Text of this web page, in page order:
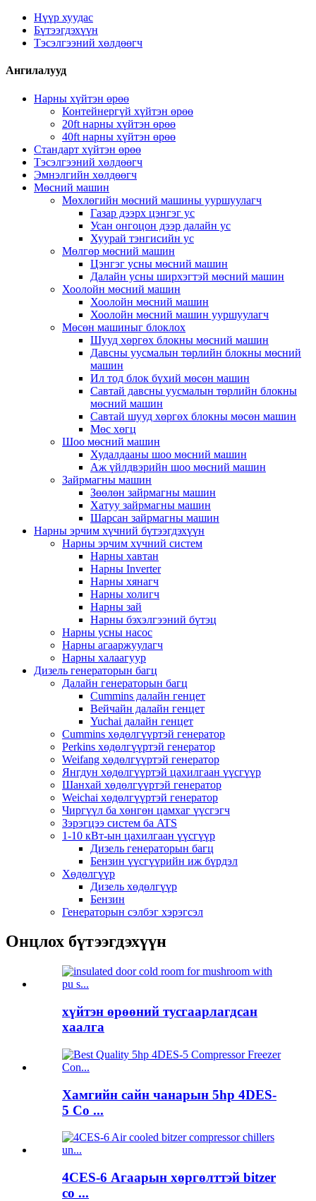
Нүүр хуудас
Бүтээгдэхүүн
Тэсэлгээний хөлдөөгч
Ангилалууд
Нарны хүйтэн өрөө
Контейнергүй хүйтэн өрөө
20ft нарны хүйтэн өрөө
40ft нарны хүйтэн өрөө
Стандарт хүйтэн өрөө
Тэсэлгээний хөлдөөгч
Эмнэлгийн хөлдөөгч
Мөсний машин
Мөхлөгийн мөсний машины ууршуулагч
Газар дээрх цэнгэг ус
Усан онгоцон дээр далайн ус
Хуурай тэнгисийн ус
Мөлгөр мөсний машин
Цэнгэг усны мөсний машин
Далайн усны ширхэгтэй мөсний машин
Хоолойн мөсний машин
Хоолойн мөсний машин
Хоолойн мөсний машин ууршуулагч
Мөсөн машиныг блоклох
Шууд хөргөх блокны мөсний машин
Давсны уусмалын төрлийн блокны мөсний
машин
Ил тод блок бүхий мөсөн машин
Савтай давсны уусмалын төрлийн блокны
мөсний машин
Савтай шууд хөргөх блокны мөсөн машин
Мөс хөгц
Шоо мөсний машин
Худалдааны шоо мөсний машин
Аж үйлдвэрийн шоо мөсний машин
Зайрмагны машин
Зөөлөн зайрмагны машин
Хатуу зайрмагны машин
Шарсан зайрмагны машин
Нарны эрчим хүчний бүтээгдэхүүн
Нарны эрчим хүчний систем
Нарны хавтан
Нарны Inverter
Нарны хянагч
Нарны холигч
Нарны зай
Нарны бэхэлгээний бүтэц
Нарны усны насос
Нарны агааржуулагч
Нарны халаагуур
Дизель генераторын багц
Далайн генераторын багц
Cummins далайн генцет
Вейчайн далайн генцет
Yuchai далайн генцет
Cummins хөдөлгүүртэй генератор
Perkins хөдөлгүүртэй генератор
Weifang хөдөлгүүртэй генератор
Янгдун хөдөлгүүртэй цахилгаан үүсгүүр
Шанхай хөдөлгүүртэй генератор
Weichai хөдөлгүүртэй генератор
Чиргүүл ба хөнгөн цамхаг үүсгэгч
Зэрэгцээ систем ба ATS
1-10 кВт-ын цахилгаан үүсгүүр
Дизель генераторын багц
Бензин үүсгүүрийн иж бүрдэл
Хөдөлгүүр
Дизель хөдөлгүүр
Бензин
Генераторын сэлбэг хэрэгсэл
Онцлох бүтээгдэхүүн
хүйтэн өрөөний тусгаарлагдсан
хаалга
Хамгийн сайн чанарын 5hp 4DES-
5 Co ...
4CES-6 Агаарын хөргөлттэй bitzer
co ...